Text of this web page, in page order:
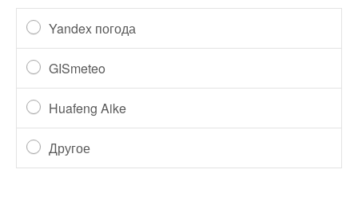
Yandex погода
GISmeteo
Huafeng Aike
Другое